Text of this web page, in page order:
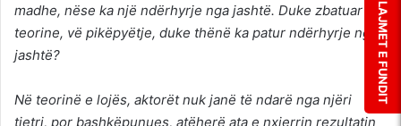
madhe, nëse ka një ndërhyrje nga jashtë. Duke zbatuar
teorine, vë pikëpyëtje, duke thënë ka patur ndërhyrje nga
jashtë?
Në teorinë e lojës, aktorët nuk janë të ndarë nga njëri
tjetri, por bashkëpunues, atëherë ata e nxjerrin rezultatin
LAJMET E FUNDIT